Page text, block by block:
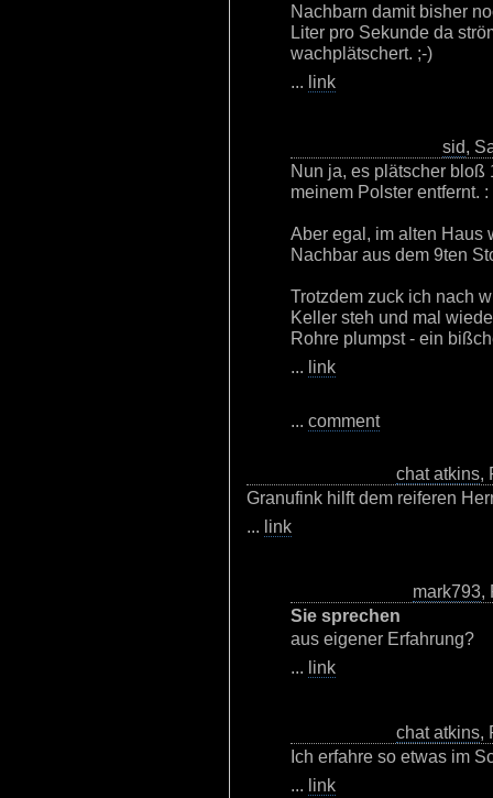
Nachbarn damit bisher
Liter pro Sekunde da
wachplätschert. ;-)
... link
sid,
Nun ja, es plätscher bloß
meinem Polster entfernt. :
Aber egal, im alten Haus
Nachbar aus dem 9ten
Trotzdem zuck ich nach
Keller steh und mal
Rohre plumpst - ein
... link
... comment
chat atkins,
Granufink hilft dem reiferen
... link
mark793,
Sie sprechen
aus eigener Erfahrung?
... link
chat atkins,
Ich erfahre so etwas im
... link